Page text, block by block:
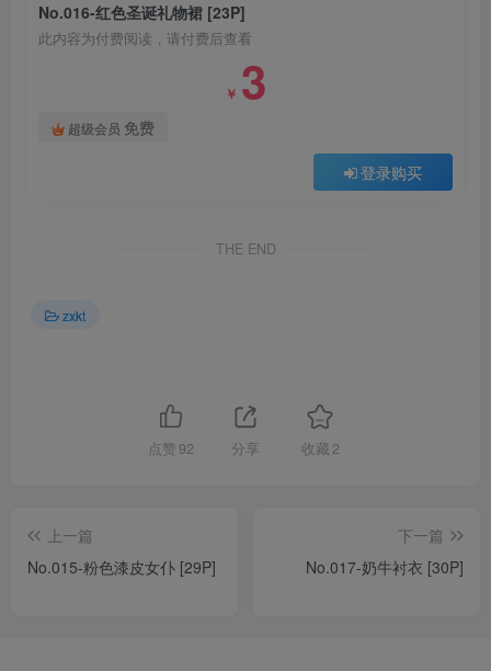
No.016-红色圣诞礼物裙 [23P]
此内容为付费阅读，请付费后查看
￥ 3
超级会员 免费
登录购买
THE END
zxkt
点赞 92 分享 收藏 2
上一篇
No.015-粉色漆皮女仆 [29P]
下一篇
No.017-奶牛衬衣 [30P]